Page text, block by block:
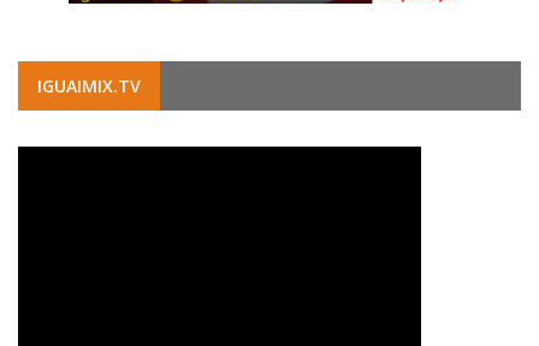
IGUAIMIX.TV